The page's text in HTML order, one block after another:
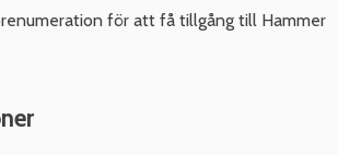
för att få tillgång till Hammer